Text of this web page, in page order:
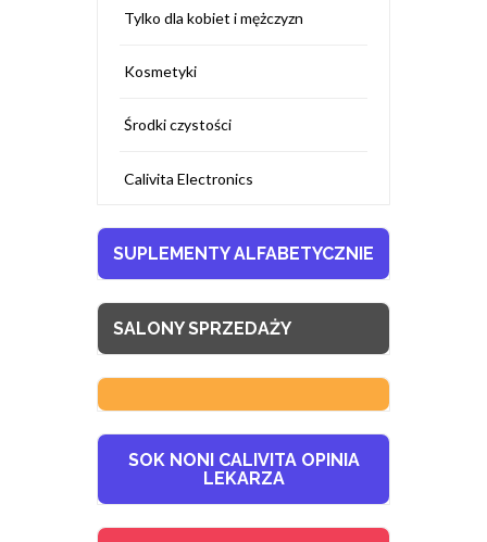
Tylko dla kobiet i mężczyzn
Kosmetyki
Środki czystości
Calivita Electronics
SUPLEMENTY ALFABETYCZNIE
SALONY SPRZEDAŻY
SOK NONI CALIVITA OPINIA
LEKARZA